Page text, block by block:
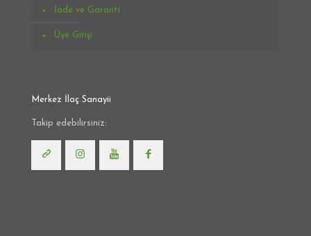
İade ve Garanti
Üye Girişi
Merkez İlaç Sanayii
Takip edebilirsiniz: